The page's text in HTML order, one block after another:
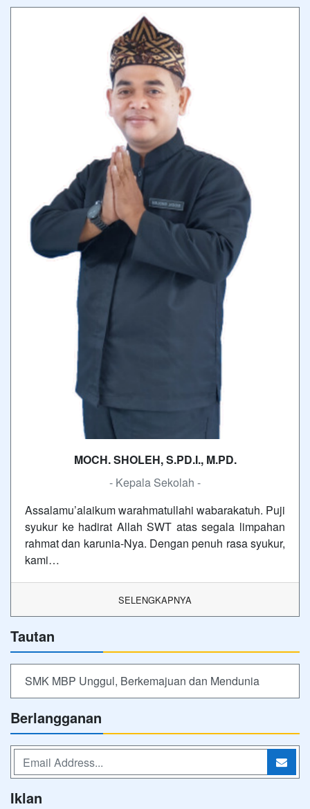
MOCH. SHOLEH, S.PD.I., M.PD.
- Kepala Sekolah -
Assalamu’alaikum warahmatullahi wabarakatuh. Puji
syukur ke hadirat Allah SWT atas segala limpahan
rahmat dan karunia-Nya. Dengan penuh rasa syukur,
kami…
SELENGKAPNYA
Tautan
SMK MBP Unggul, Berkemajuan dan Mendunia
Berlangganan
Iklan